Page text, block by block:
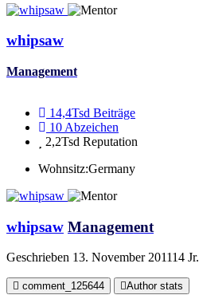
whipsaw
Management
14,4Tsd Beiträge
10 Abzeichen
2,2Tsd Reputation
Wohnsitz:Germany
whipsaw Management
Geschrieben 13. November 201114 Jr.
comment_125644 Author stats